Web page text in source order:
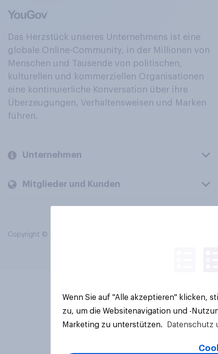
Das Herzstück unseres Unternehmens ist eine
globale Online-Community, in der Millionen von
Menschen und Tausende von politischen,
kulturellen und kommerziellen Organisationen
eine kontinuierliche Konversation über ihre
Überzeugungen, Verhaltensweisen und Marken
führen.
Unternehmen
Mitglieder und Kunden
Copyright © 2026 YouGov PLC. Alle Rechte vorbehalten.
Wenn Sie auf "Alle akzeptieren" klicken,
zu, um die Websitenavigation und -
Marketing zu unterstützen.
Datenschutz